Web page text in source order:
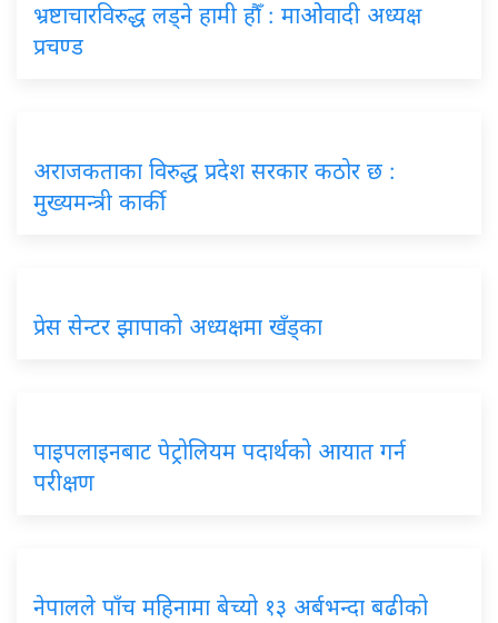
भ्रष्टाचारविरुद्ध लड्ने हामी हौँ : माओवादी अध्यक्ष
प्रचण्ड
अराजकताका विरुद्ध प्रदेश सरकार कठोर छ :
मुख्यमन्त्री कार्की
प्रेस सेन्टर झापाको अध्यक्षमा खँड्का
पाइपलाइनबाट पेट्रोलियम पदार्थको आयात गर्न
परीक्षण
नेपालले पाँच महिनामा बेच्यो १३ अर्बभन्दा बढीको